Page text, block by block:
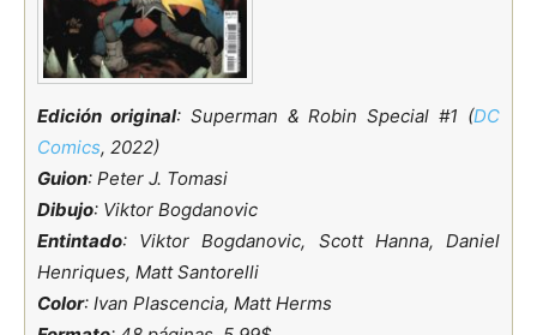
Edición original: Superman & Robin Special #1 (DC
Comics, 2022)
Guion: Peter J. Tomasi
Dibujo: Viktor Bogdanovic
Entintado: Viktor Bogdanovic, Scott Hanna, Daniel
Henriques, Matt Santorelli
Color: Ivan Plascencia, Matt Herms